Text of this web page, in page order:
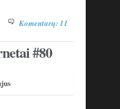
Komentarų: 11
#80